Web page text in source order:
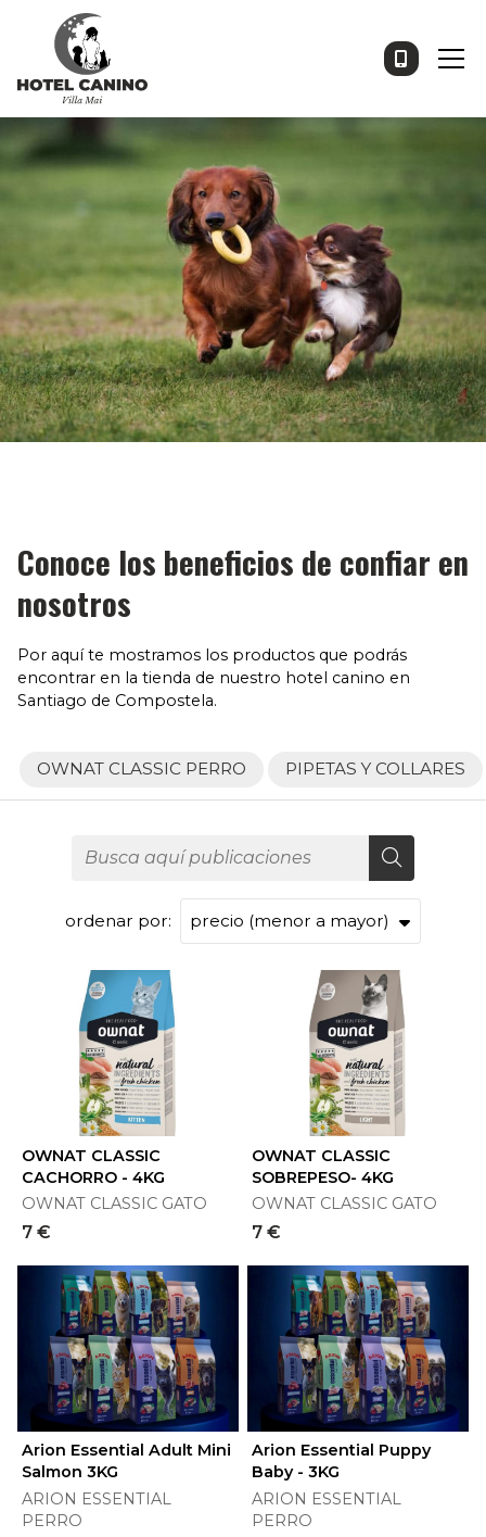
Conoce los beneficios de confiar en
nosotros
Por aquí te mostramos los productos que podrás
encontrar en la tienda de nuestro hotel canino en
Santiago de Compostela.
OWNAT CLASSIC PERRO PIPETAS Y COLLARES
ordenar por:
OWNAT CLASSIC
CACHORRO - 4KG
OWNAT CLASSIC GATO
7 €
OWNAT CLASSIC
SOBREPESO- 4KG
OWNAT CLASSIC GATO
7 €
Arion Essential Adult Mini
Salmon 3KG
ARION ESSENTIAL
PERRO
Arion Essential Puppy
Baby - 3KG
ARION ESSENTIAL
PERRO